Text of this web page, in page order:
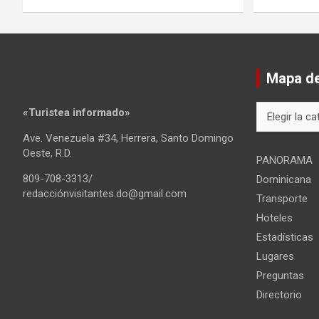
«Turistea informado»
Ave. Venezuela #34, Herrera, Santo Domingo
Oeste, R.D.
809-708-3313/
redacciónvisitantes.do@gmail.com
Mapa
del
PANORAMA
Dominicana
Transporte
Hoteles
Estadísticas
Lugares
Preguntas
Directorio